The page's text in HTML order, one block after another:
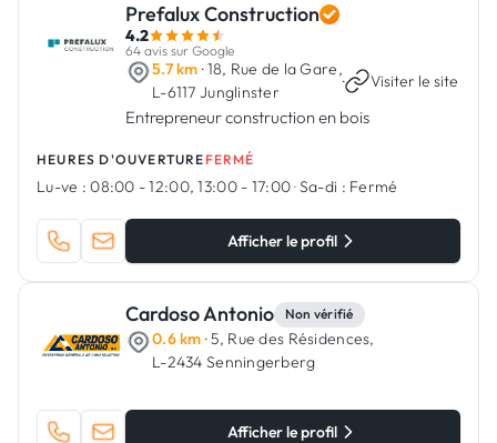
Prefalux Construction
4.2
64 avis sur Google
5.7 km · 18, Rue de la Gare,
L-6117 Junglinster
· Visiter le site
Entrepreneur construction en bois
HEURES D'OUVERTURE FERMÉ
Lu-ve : 08:00 - 12:00, 13:00 - 17:00·Sa-di : Fermé
Afficher le profil
Cardoso Antonio Non vérifié
0.6 km · 5, Rue des Résidences,
L-2434 Senningerberg
Afficher le profil